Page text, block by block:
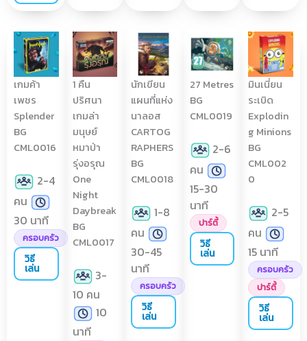
เกมค้า
เพชร
Splender
BG
CML0016
2-4
คน
30 นาที
ครอบครัว
วิธี
เล่น
1 คืน
ปริศนา
เกมล่า
มนุษย์
หมาป่า
รุ่งอรุณ
One
Night
Daybreak
BG
CML0017
3-
10 คน
10
นาที
นักเขียน
แผนที่แห่ง
นาลอส
CARTOG
RAPHERS
BG
CML0018
1-8
คน
30-45
นาที
ครอบครัว
วิธี
เล่น
27 Metres
BG
CML0019
2-6
คน
15-30
นาที
ปาร์ตี้
วิธี
เล่น
มินเนี่ยน
ระเบิด
Explodin
g Minions
BG
CML002
0
2-5
คน
15 นาที
ครอบครัว
ปาร์ตี้
วิธี
เล่น